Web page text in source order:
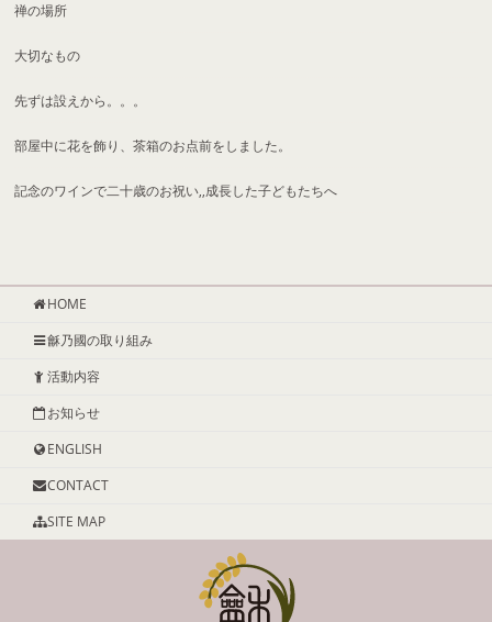
禅の場所
大切なもの
先ずは設えから。。。
部屋中に花を飾り、茶箱のお点前をしました。
記念のワインで二十歳のお祝い,,成長した子どもたちへ
HOME
龢乃國の取り組み
活動内容
お知らせ
ENGLISH
CONTACT
SITE MAP